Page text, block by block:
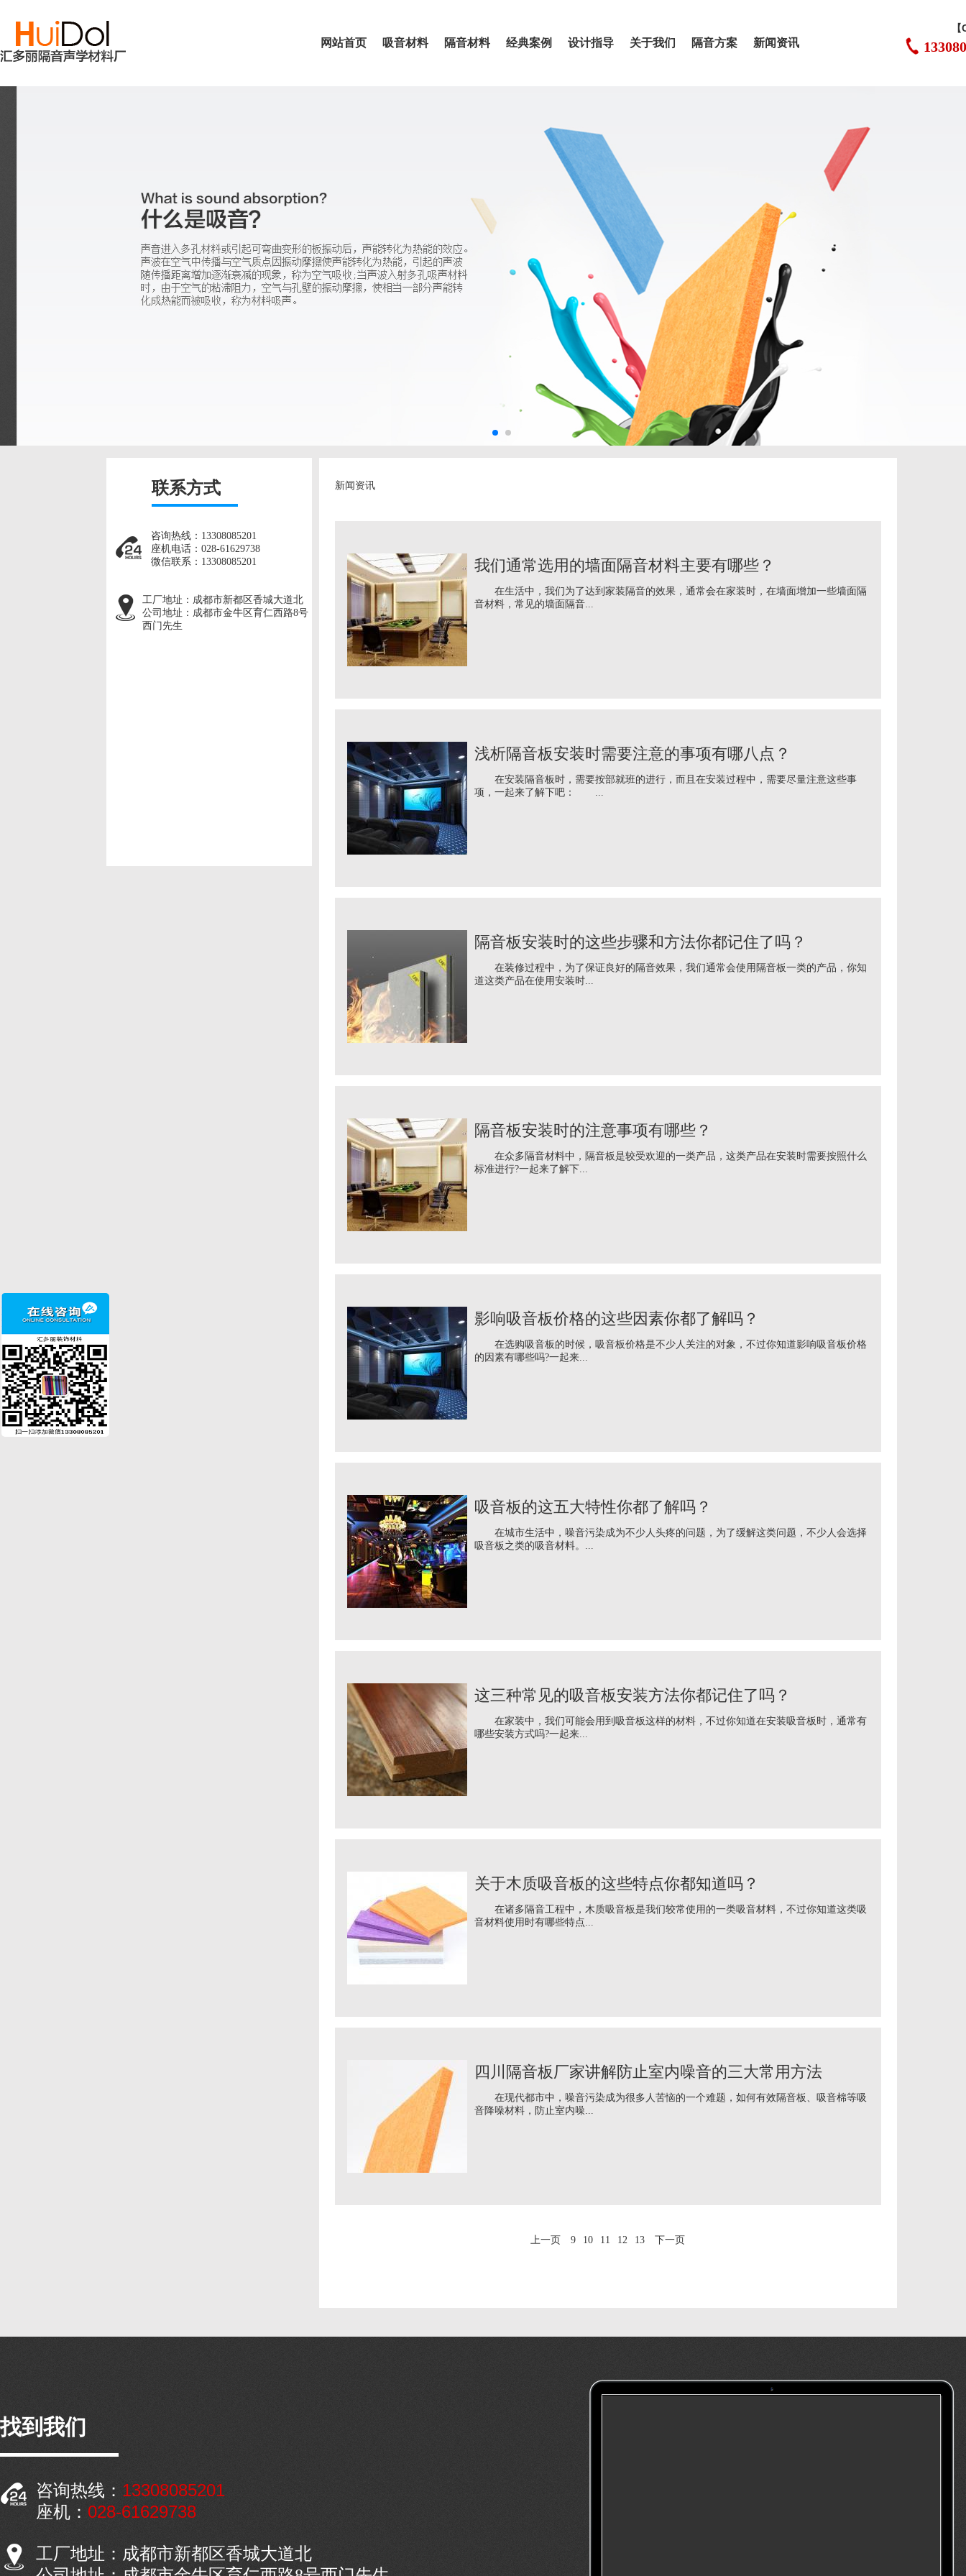
网站首页 吸音材料 隔音材料 经典案例 设计指导 关于我们 隔音方案 新闻资讯
联系方式
咨询热线：13308085201
座机电话：028-61629738
微信联系：13308085201
工厂地址： 成都市新都区香城大道北
公司地址： 成都市金牛区育仁西路8号
西门先生
新闻资讯
我们通常选用的墙面隔音材料主要有哪些？
在生活中，我们为了达到家装隔音的效果，通常会在家装时，在墙面增加一些墙面隔
音材料，常见的墙面隔音...
浅析隔音板安装时需要注意的事项有哪八点？
在安装隔音板时，需要按部就班的进行，而且在安装过程中，需要尽量注意这些事
项，一起来了解下吧： ...
隔音板安装时的这些步骤和方法你都记住了吗？
在装修过程中，为了保证良好的隔音效果，我们通常会使用隔音板一类的产品，你知
道这类产品在使用安装时...
隔音板安装时的注意事项有哪些？
在众多隔音材料中，隔音板是较受欢迎的一类产品，这类产品在安装时需要按照什么
标准进行?一起来了解下...
影响吸音板价格的这些因素你都了解吗？
在选购吸音板的时候，吸音板价格是不少人关注的对象，不过你知道影响吸音板价格
的因素有哪些吗?一起来...
吸音板的这五大特性你都了解吗？
在城市生活中，噪音污染成为不少人头疼的问题，为了缓解这类问题，不少人会选择
吸音板之类的吸音材料。...
这三种常见的吸音板安装方法你都记住了吗？
在家装中，我们可能会用到吸音板这样的材料，不过你知道在安装吸音板时，通常有
哪些安装方式吗?一起来...
关于木质吸音板的这些特点你都知道吗？
在诸多隔音工程中，木质吸音板是我们较常使用的一类吸音材料，不过你知道这类吸
音材料使用时有哪些特点...
四川隔音板厂家讲解防止室内噪音的三大常用方法
在现代都市中，噪音污染成为很多人苦恼的一个难题，如何有效隔音板、吸音棉等吸
音降噪材料，防止室内噪...
上一页 9 10 11 12 13 下一页
找到我们
咨询热线： 13308085201
座机： 028-61629738
工厂地址：成都市新都区香城大道北